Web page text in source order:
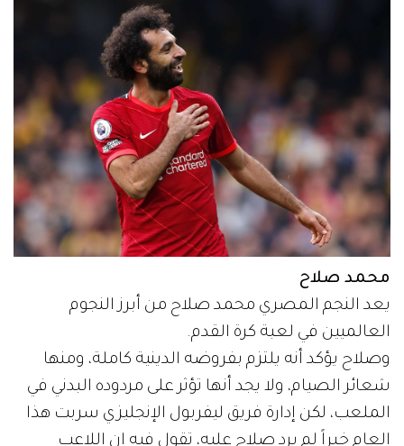
محمد صلاح
يعد النجم المصري محمد صلاح من أبرز النجوم
العالميين في لعبة كرة القدم.
وصلاح يؤكد أنه يلتزم بفروضه الدينية كاملة، ومنها
شعائر الصيام، ولا يجد أنها تؤثر على مردوده البدني في
الملعب، لكن إدارة فريق ليفربول الإنجليزي سربت هذا
العام خبراً لم يرد صلاح عليه، تقول فيه إن اللاعب